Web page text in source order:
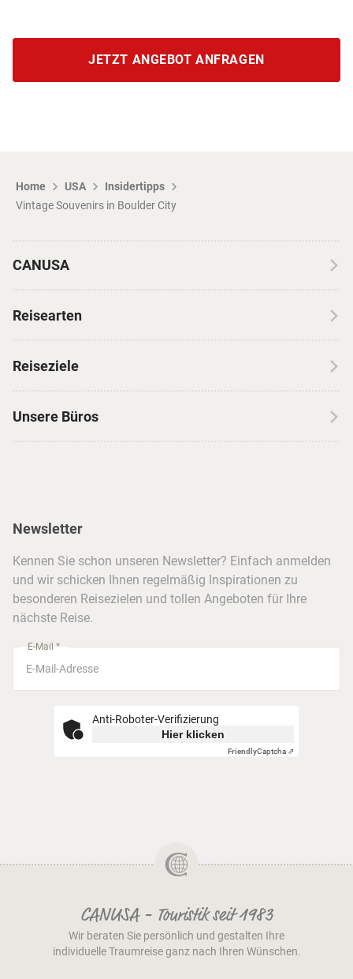
Home USA
Insidertipps
Vintage Souvenirs in Boulder City
JETZT ANGEBOT ANFRAGEN
CANUSA
Erfahrungen mit CANUSA
Insidertipps
FAQ
Barrierefreiheitserklärung
Reisearten
Skireisen
Hotels & Unterkünfte
Kreuzfahrten
Busreisen
Reiseziele
Unsere Büros
Frankfurt
Stuttgart
Newsletter
Kennen Sie schon unseren Newsletter? Einfach anmelden
und wir schicken Ihnen regelmäßig Inspirationen zu
besonderen Reisezielen und tollen Angeboten für Ihre
nächste Reise.
E-Mail *
Anti-Roboter-Verifizierung
Hier klicken
FriendlyCaptcha ⇗
CANUSA - Touristik seit 1983
Wir beraten Sie persönlich und gestalten Ihre
individuelle Traumreise ganz nach Ihren Wünschen.